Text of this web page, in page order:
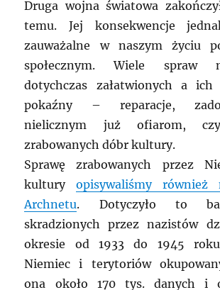
Druga wojna światowa
temu. Jej konsekwencje
zauważalne w naszym życiu
społecznym. Wiele spraw
dotychczas załatwionych a
pokaźny – reparacje,
nielicznym już ofiarom,
zrabowanych dóbr kultury.
Sprawę zrabowanych przez
kulturyopisywaliśmy również
Archnetu. Dotyczyło to
skradzionych przez nazistów
okresie od 1933 do 1945
Niemiec i terytoriów
ona około 170 tys. danych i